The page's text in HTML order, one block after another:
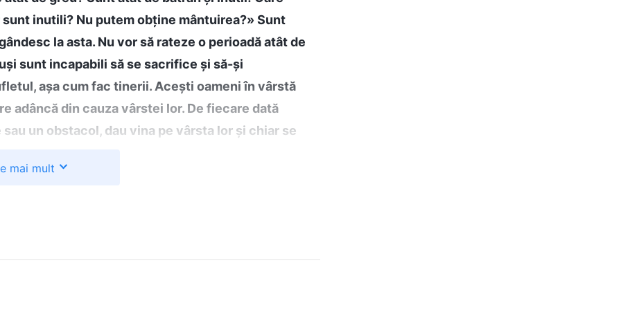
inutili? Nu putem obține mântuirea?» Sunt
la asta. Nu vor să rateze o perioadă atât de
sunt incapabili să se sacrifice și să-și
așa cum fac tinerii. Acești oameni în vârstă
adâncă din cauza vârstei lor. De fiecare dată
un obstacol, dau vina pe vârsta lor și chiar se
există nicio soluție?
i așa? Oare oamenii în vârstă nu mai pot urmări
înțeleagă adevărul?
din el și nici tinerii nu-l pot înțelege pe deplin.
că sunt confuzi, că memoria nu-i ajută și
mai mult